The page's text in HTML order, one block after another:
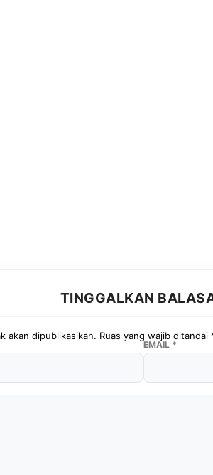
TINGGALKAN
akan dipublikasikan. Ruas yang wajib ditandai
EMAIL *